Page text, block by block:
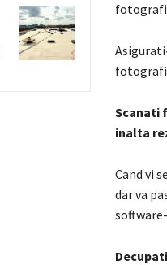
Scanati
inalta
Cand vi
dar va